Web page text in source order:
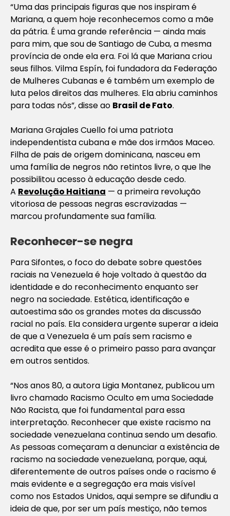
“Uma das principais figuras que nos inspiram é
Mariana, a quem hoje reconhecemos como a mãe
da pátria. É uma grande referência — ainda mais
para mim, que sou de Santiago de Cuba, a mesma
província de onde ela era. Foi lá que Mariana criou
seus filhos. Vilma Espín, foi fundadora da Federação
de Mulheres Cubanas e é também um exemplo de
luta pelos direitos das mulheres. Ela abriu caminhos
para todas nós”, disse ao Brasil de Fato.
Mariana Grajales Cuello foi uma patriota
independentista cubana e mãe dos irmãos Maceo.
Filha de pais de origem dominicana, nasceu em
uma família de negros não retintos livre, o que lhe
possibilitou acesso à educação desde cedo.
A Revolução Haitiana — a primeira revolução
vitoriosa de pessoas negras escravizadas —
marcou profundamente sua família.
Reconhecer-se negra
Para Sifontes, o foco do debate sobre questões
raciais na Venezuela é hoje voltado à questão da
identidade e do reconhecimento enquanto ser
negro na sociedade. Estética, identificação e
autoestima são os grandes motes da discussão
racial no país. Ela considera urgente superar a ideia
de que a Venezuela é um país sem racismo e
acredita que esse é o primeiro passo para avançar
em outros sentidos.
“Nos anos 80, a autora Ligia Montanez, publicou um
livro chamado Racismo Oculto em uma Sociedade
Não Racista, que foi fundamental para essa
interpretação. Reconhecer que existe racismo na
sociedade venezuelana continua sendo um desafio.
As pessoas começaram a denunciar a existência de
racismo na sociedade venezuelana, porque, aqui,
diferentemente de outros países onde o racismo é
mais evidente e a segregação era mais visível
como nos Estados Unidos, aqui sempre se difundiu a
ideia de que, por ser um país mestiço, não temos